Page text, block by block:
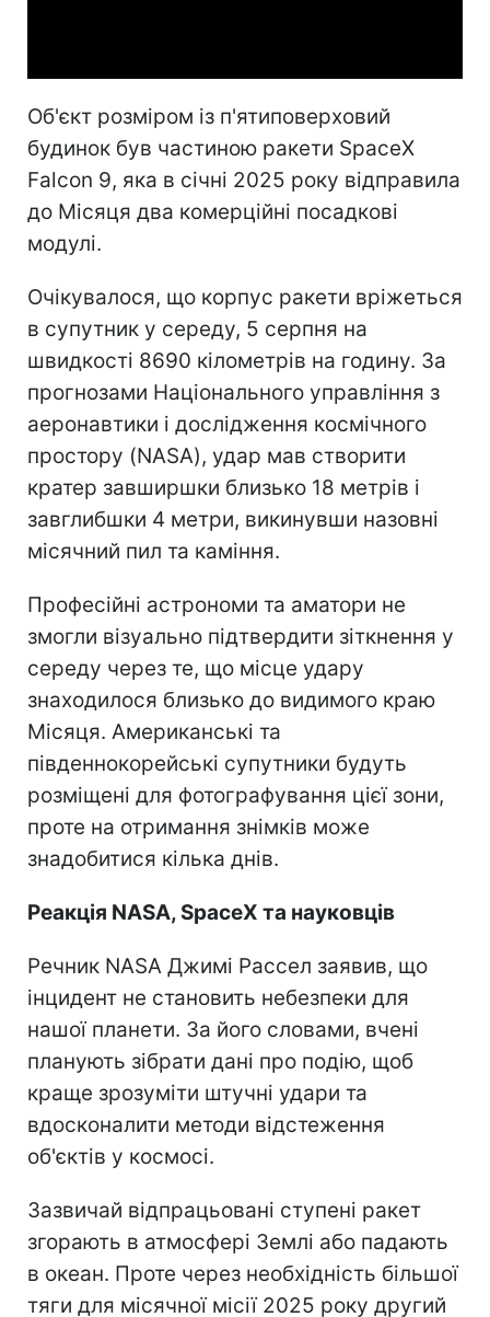
Об'єкт розміром із п'ятиповерховий
будинок був частиною ракети SpaceX
Falcon 9, яка в січні 2025 року відправила
до Місяця два комерційні посадкові
модулі.
Очікувалося, що корпус ракети вріжеться
в супутник у середу, 5 серпня на
швидкості 8690 кілометрів на годину. За
прогнозами Національного управління з
аеронавтики і дослідження космічного
простору (NASA), удар мав створити
кратер завширшки близько 18 метрів і
завглибшки 4 метри, викинувши назовні
місячний пил та каміння.
Професійні астрономи та аматори не
змогли візуально підтвердити зіткнення у
середу через те, що місце удару
знаходилося близько до видимого краю
Місяця. Американські та
південнокорейські супутники будуть
розміщені для фотографування цієї зони,
проте на отримання знімків може
знадобитися кілька днів.
Реакція NASA, SpaceX та науковців
Речник NASA Джимі Рассел заявив, що
інцидент не становить небезпеки для
нашої планети. За його словами, вчені
планують зібрати дані про подію, щоб
краще зрозуміти штучні удари та
вдосконалити методи відстеження
об'єктів у космосі.
Зазвичай відпрацьовані ступені ракет
згорають в атмосфері Землі або падають
в океан. Проте через необхідність більшої
тяги для місячної місії 2025 року другий